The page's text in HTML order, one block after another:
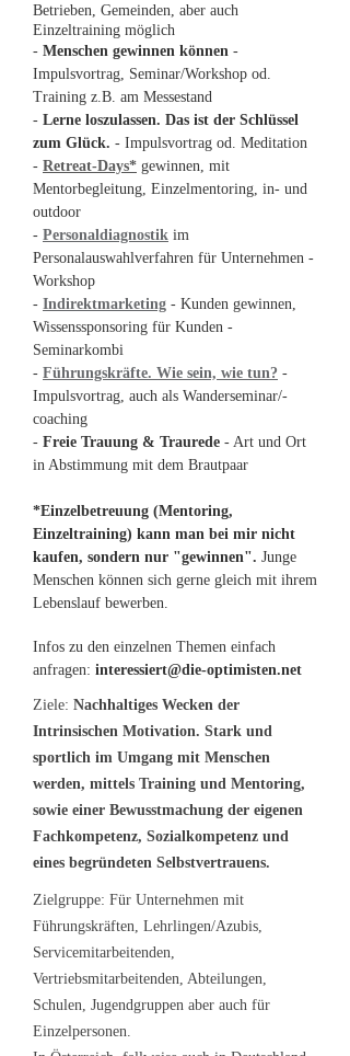
Betrieben, Gemeinden, aber auch
Einzeltraining möglich
- Menschen gewinnen können -
Impulsvortrag, Seminar/Workshop od.
Training z.B. am Messestand
- Lerne loszulassen. Das ist der Schlüssel
zum Glück. - Impulsvortrag od. Meditation
- Retreat-Days* gewinnen, mit
Mentorbegleitung, Einzelmentoring, in- und
outdoor
- Personaldiagnostik im
Personalauswahlverfahren für Unternehmen -
Workshop
- Indirektmarketing - Kunden gewinnen,
Wissenssponsoring für Kunden -
Seminarkombi
- Führungskräfte. Wie sein, wie tun? -
Impulsvortrag, auch als Wanderseminar/-
coaching
- Freie Trauung & Traurede - Art und Ort
in Abstimmung mit dem Brautpaar
*Einzelbetreuung (Mentoring,
Einzeltraining) kann man bei mir nicht
kaufen, sondern nur "gewinnen". Junge
Menschen können sich gerne gleich mit ihrem
Lebenslauf bewerben.
Infos zu den einzelnen Themen einfach
anfragen: interessiert@die-optimisten.net
Ziele: Nachhaltiges Wecken der
Intrinsischen Motivation. Stark und
sportlich im Umgang mit Menschen
werden, mittels Training und Mentoring,
sowie einer Bewusstmachung der eigenen
Fachkompetenz, Sozialkompetenz und
eines begründeten Selbstvertrauens.
Zielgruppe: Für Unternehmen mit
Führungskräften, Lehrlingen/Azubis,
Servicemitarbeitenden,
Vertriebsmitarbeitenden, Abteilungen,
Schulen, Jugendgruppen aber auch für
Einzelpersonen.